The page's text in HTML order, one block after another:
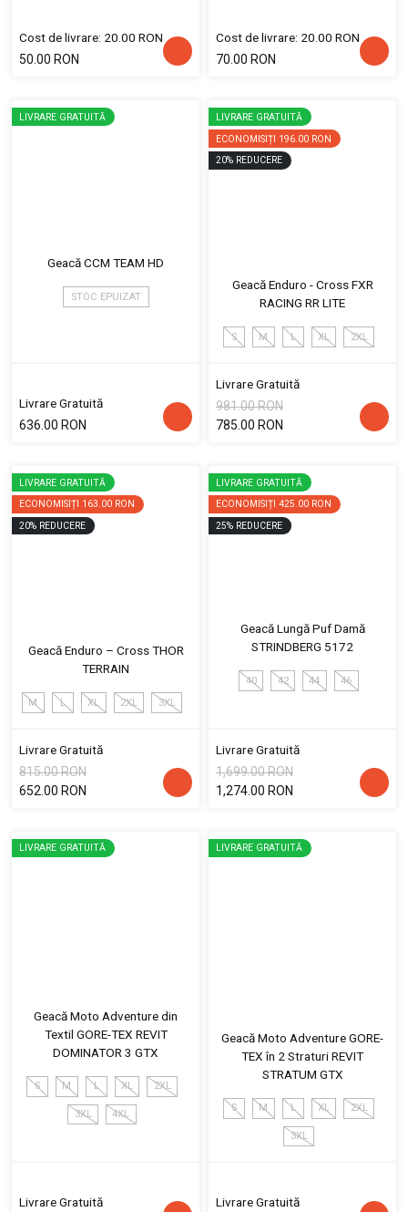
Cost de livrare: 20.00 RON
50.00 RON
Cost de livrare: 20.00 RON
70.00 RON
LIVRARE GRATUITĂ
Geacă CCM TEAM HD
STOC EPUIZAT
Livrare Gratuită
636.00 RON
LIVRARE GRATUITĂ
ECONOMISIȚI 196.00 RON
20% REDUCERE
Geacă Enduro - Cross FXR
RACING RR LITE
S M L XL 2XL
Livrare Gratuită
981.00 RON
785.00 RON
LIVRARE GRATUITĂ
ECONOMISIȚI 163.00 RON
20% REDUCERE
Geacă Enduro – Cross THOR
TERRAIN
M L XL 2XL 3XL
Livrare Gratuită
815.00 RON
652.00 RON
LIVRARE GRATUITĂ
ECONOMISIȚI 425.00 RON
25% REDUCERE
Geacă Lungă Puf Damă
STRINDBERG 5172
40 42 44 46
Livrare Gratuită
1,699.00 RON
1,274.00 RON
LIVRARE GRATUITĂ
Geacă Moto Adventure din
Textil GORE-TEX REVIT
DOMINATOR 3 GTX
S M L XL 2XL
3XL 4XL
Livrare Gratuită
LIVRARE GRATUITĂ
Geacă Moto Adventure GORE-
TEX în 2 Straturi REVIT
STRATUM GTX
S M L XL 2XL
3XL
Livrare Gratuită